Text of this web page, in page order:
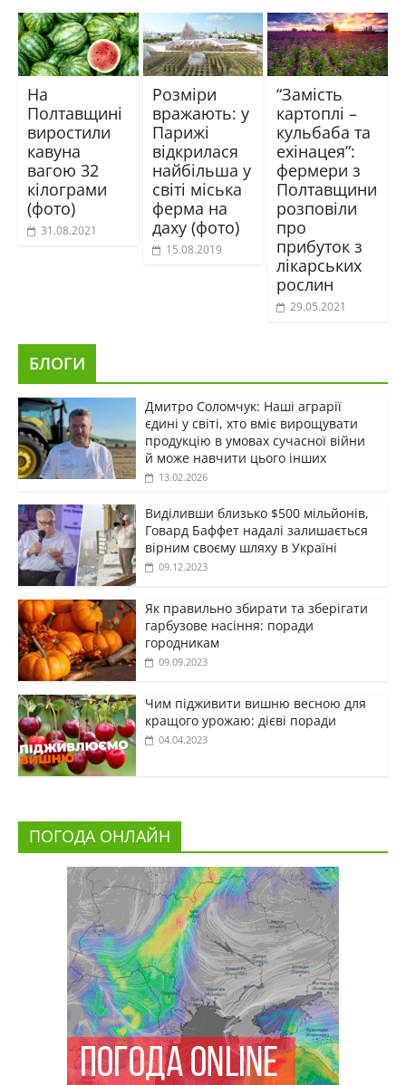
На
Полтавщині
виростили
кавуна
вагою 32
кілограми
(фото)
31.08.2021
Розміри
вражають: у
Парижі
відкрилася
найбільша у
світі міська
ферма на
даху (фото)
15.08.2019
“Замість
картоплі –
кульбаба та
ехінацея”:
фермери з
Полтавщини
розповіли
про
прибуток з
лікарських
рослин
29.05.2021
БЛОГИ
Дмитро Соломчук: Наші аграрії
єдині у світі, хто вміє вирощувати
продукцію в умовах сучасної війни
й може навчити цього інших
13.02.2026
Виділивши близько $500 мільйонів,
Говард Баффет надалі залишається
вірним своєму шляху в Україні
09.12.2023
Як правильно збирати та зберігати
гарбузове насіння: поради
городникам
09.09.2023
Чим підживити вишню весною для
кращого урожаю: дієві поради
04.04.2023
ПОГОДА ОНЛАЙН